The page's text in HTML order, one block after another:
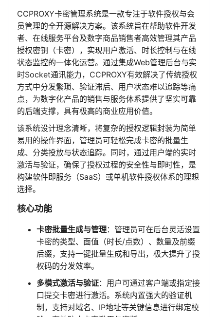
CCPROXY卡密管理系统是一款专注于软件授权与会
员管理的全开源解决方案。该系统旨在帮助软件开发
者、在线服务平台及数字商品销售者高效管理其产品
授权密钥（卡密），实现用户激活、时长控制与在线
状态监控的一体化运营。通过集成Web管理后台与实
时Socket通讯能力，CCPROXY有效解决了传统授权
方式中分发繁琐、验证滞后、用户状态难以追踪等痛
点，为数字化产品的销售与服务体系提供了坚实可靠
的后端支撑，具有极高的商业应用价值。
该系统设计理念清晰，将复杂的授权逻辑封装为简单
易用的操作界面，管理员可轻松完成卡密的批量生
成、分类投放与状态追踪。同时，通过用户端的实时
激活与验证，确保了授权过程的安全性与即时性，是
构建软件即服务（SaaS）或单机软件授权体系的理想
选择。
核心功能
卡密批量生成与管理：管理员可在后台灵活设置
卡密的类型、面值（时长/点数）、数量及前缀
后缀，支持一键批量生成和导出，极大提升了授
权码的分发效率。
多模式激活与验证：用户可通过客户端或指定接
口提交卡密进行激活。系统内置强大的验证机
制，支持对域名、IP地址等关键信息进行绑定校